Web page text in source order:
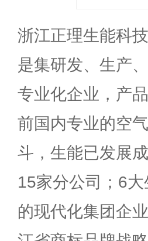
浙江正理生能科
是集研发、生产
专业化企业，产
前国内专业的空
斗，生能已发展
15家分公司；6
的现代化集团企